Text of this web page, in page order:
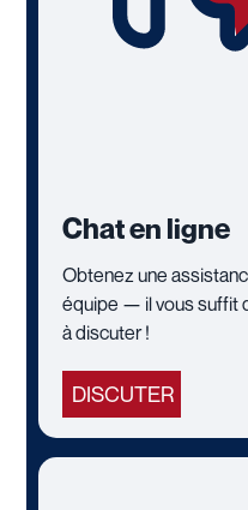
Chat en ligne
Obtenez une
équipe — il vous suffit
à discuter !
DISCUTER